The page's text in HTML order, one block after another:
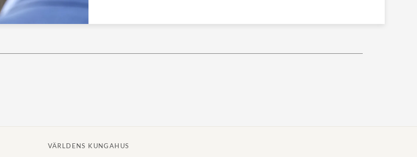
VÄRLDENS KUNGAHUS